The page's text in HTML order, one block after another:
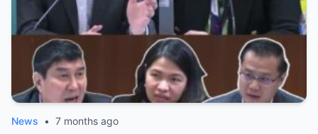
News • 7 months ago